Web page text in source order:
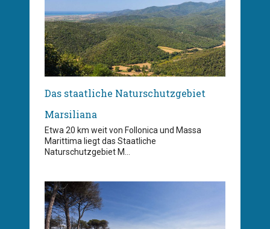
Das staatliche Naturschutzgebiet
Marsiliana
Etwa 20 km weit von Follonica und Massa
Marittima liegt das Staatliche
Naturschutzgebiet M...